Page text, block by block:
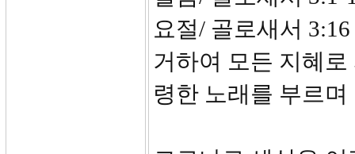
요절/ 골로새서
거하여 모든 지혜
령한 노래를 부르